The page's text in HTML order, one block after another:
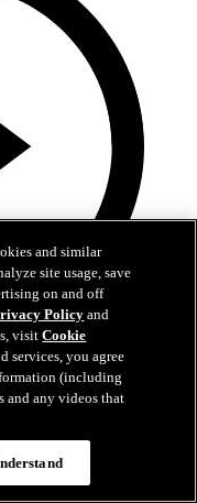
del mundo
21 transmisiones y 14
and similar
site usage, save
on and off
Policyand
visitCookie
services, you agree
(including
and any videos that